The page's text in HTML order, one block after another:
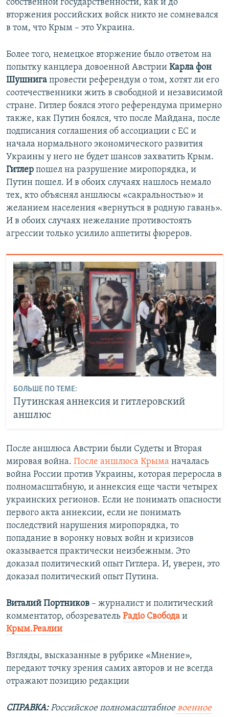
собственной государственности, как и до
вторжения российских войск никто не сомневался
в том, что Крым – это Украина.
Более того, немецкое вторжение было ответом на
попытку канцлера довоенной Австрии Карла фон
Шушнига провести референдум о том, хотят ли его
соотечественники жить в свободной и независимой
стране. Гитлер боялся этого референдума примерно
также, как Путин боялся, что после Майдана, после
подписания соглашения об ассоциации с ЕС и
начала нормального экономического развития
Украины у него не будет шансов захватить Крым.
Гитлер пошел на разрушение миропорядка, и
Путин пошел. И в обоих случаях нашлось немало
тех, кто объяснял аншлюсы «сакральностью» и
желанием населения «вернуться в родную гавань».
И в обоих случаях нежелание противостоять
агрессии только усилило аппетиты фюреров.
БОЛЬШЕ ПО ТЕМЕ:
Путинская аннексия и гитлеровский
аншлюс
После аншлюса Австрии были Судеты и Вторая
мировая война. После аншлюса Крыма началась
война России против Украины, которая переросла в
полномасштабную, и аннексия еще части четырех
украинских регионов. Если не понимать опасности
первого акта аннексии, если не понимать
последствий нарушения миропорядка, то
попадание в воронку новых войн и кризисов
оказывается практически неизбежным. Это
доказал политический опыт Гитлера. И, уверен, это
доказал политический опыт Путина.
Виталий Портников – журналист и политический
комментатор, обозреватель Радіо Свобода и
Крым.Реалии
Взгляды, высказанные в рубрике «Мнение»,
передают точку зрения самих авторов и не всегда
отражают позицию редакции
СПРАВКА:Российское полномасштабноевоенное